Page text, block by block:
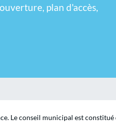
plan d'accès,
Le conseil municipal est